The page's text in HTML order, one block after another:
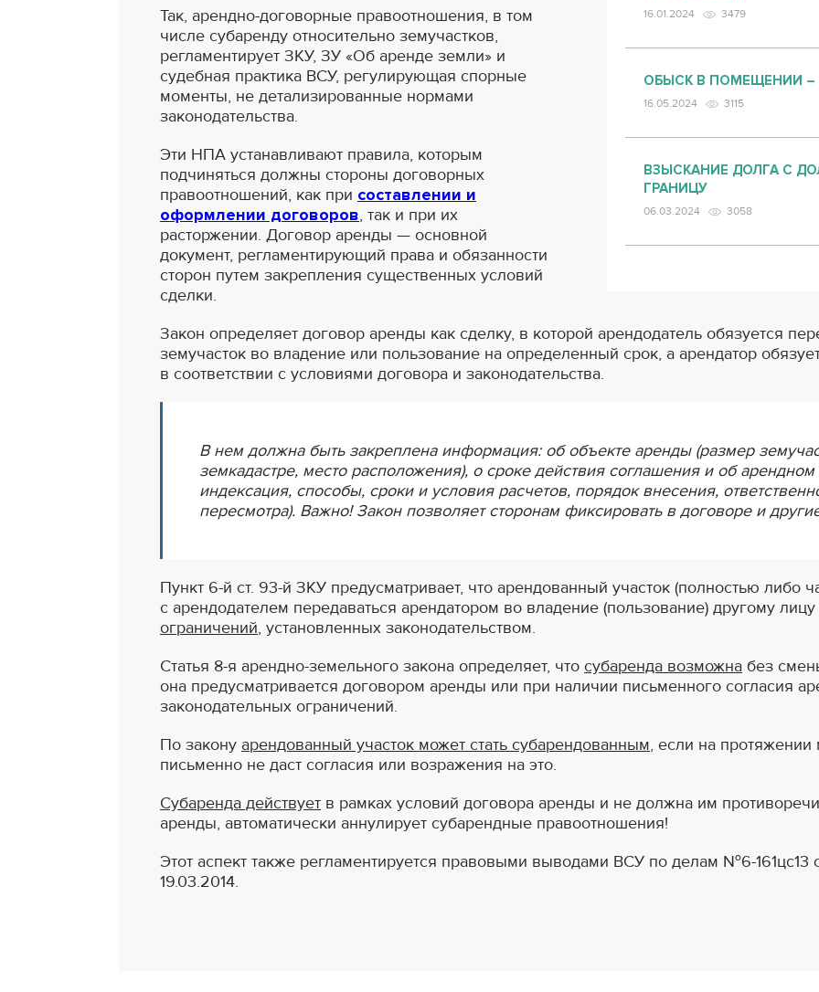
16.01.2024 3479
ОБЫСК В ПОМЕЩЕНИИ –
16.05.2024 3115
ВЗЫСКАНИЕ ДОЛГА С
ГРАНИЦУ
06.03.2024 3058
Так, арендно-договорные правоотношения, в том
числе субаренду относительно земучастков,
регламентирует ЗКУ, ЗУ «Об аренде земли» и
судебная практика ВСУ, регулирующая спорные
моменты, не детализированные нормами
законодательства.
Эти НПА устанавливают правила, которым
подчиняться должны стороны договорных
правоотношений, как при составлении и
оформлении договоров, так и при их
расторжении. Договор аренды — основной
документ, регламентирующий права и обязанности
сторон путем закрепления существенных условий
сделки.
Закон определяет договор аренды как сделку, в которой арендодатель обязуется
земучасток во владение или пользование на определенный срок, а арендатор
в соответствии с условиями договора и законодательства.
В нем должна быть закреплена информация: об объекте аренды (размер
земкадастре, место расположения), о сроке действия соглашения и об
индексация, способы, сроки и условия расчетов, порядок внесения,
пересмотра). Важно! Закон позволяет сторонам фиксировать в договоре и
Пункт 6-й ст. 93-й ЗКУ предусматривает, что арендованный участок (полностью либо
с арендодателем передаваться арендатором во владение (пользование) другому
ограничений, установленных законодательством.
Статья 8-я арендно-земельного закона определяет, что субаренда возможна без
она предусматривается договором аренды или при наличии письменного согласия
законодательных ограничений.
По закону арендованный участок может стать субарендованным, если на протяжении
письменно не даст согласия или возражения на это.
Субаренда действует в рамках условий договора аренды и не должна им
аренды, автоматически аннулирует субарендные правоотношения!
Этот аспект также регламентируется правовыми выводами ВСУ по делам №6-161цс13
19.03.2014.